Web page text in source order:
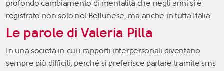
profondo cambiamento di mentalità che negli anni si è
registrato non solo nel Bellunese, ma anche in tutta Italia.
Le parole di Valeria Pilla
In una società in cui i rapporti interpersonali diventano
sempre più difficili, perché si preferisce parlare tramite sms